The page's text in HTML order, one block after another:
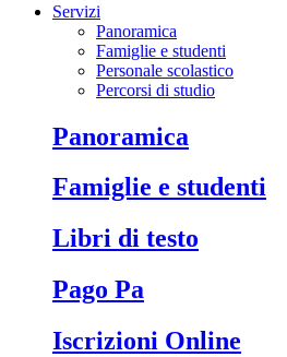
Servizi
Panoramica
Famiglie e studenti
Personale scolastico
Percorsi di studio
Panoramica
Famiglie e studenti
Libri di testo
Pago Pa
Iscrizioni Online